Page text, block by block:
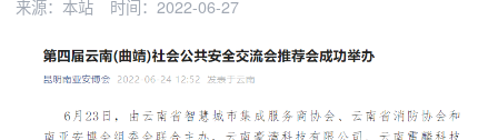
来源：本站 时间：2022-06-27